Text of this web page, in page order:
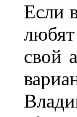
Если
свой